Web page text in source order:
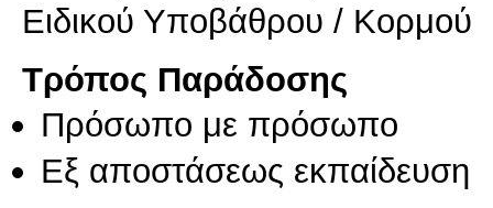
Ειδικού Υποβάθρου / Κορμού
Τρόπος Παράδοσης
Πρόσωπο με πρόσωπο
Eξ απoστάσεως εκπαίδευση